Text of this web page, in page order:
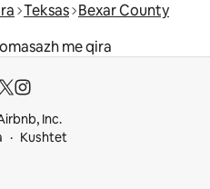
Teksas Bexar County
me qira
Inc.
Kushtet